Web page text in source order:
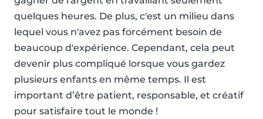
quelques heures. De plus, c'est un milieu dans
lequel vous n'avez pas forcément besoin de
beaucoup d'expérience. Cependant, cela peut
devenir plus compliqué lorsque vous gardez
plusieurs enfants en même temps. Il est
important d’être patient, responsable, et créatif
pour satisfaire tout le monde !